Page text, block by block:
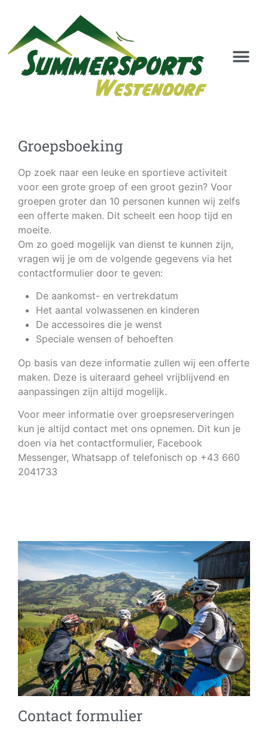
Groepsboeking
Op zoek naar een leuke en sportieve activiteit
voor een grote groep of een groot gezin? Voor
groepen groter dan 10 personen kunnen wij zelfs
een offerte maken. Dit scheelt een hoop tijd en
moeite.
Om zo goed mogelijk van dienst te kunnen zijn,
vragen wij je om de volgende gegevens via het
contactformulier door te geven:
De aankomst- en vertrekdatum
Het aantal volwassenen en kinderen
De accessoires die je wenst
Speciale wensen of behoeften
Op basis van deze informatie zullen wij een offerte
maken. Deze is uiteraard geheel vrijblijvend en
aanpassingen zijn altijd mogelijk.
Voor meer informatie over groepsreserveringen
kun je altijd contact met ons opnemen. Dit kun je
doen via het contactformulier, Facebook
Messenger, Whatsapp of telefonisch op +43 660
2041733
Contact formulier